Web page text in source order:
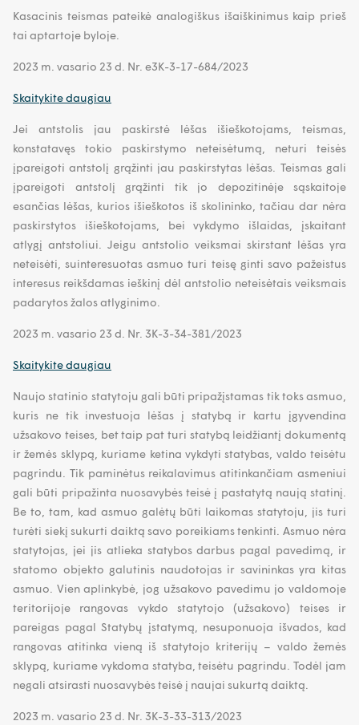
Kasacinis teismas pateikė analogiškus išaiškinimus kaip prieš
tai aptartoje byloje.
2023 m. vasario 23 d. Nr. e3K-3-17-684/2023
Skaitykite daugiau
Jei antstolis jau paskirstė lėšas išieškotojams, teismas,
konstatavęs tokio paskirstymo neteisėtumą, neturi teisės
įpareigoti antstolį grąžinti jau paskirstytas lėšas. Teismas gali
įpareigoti antstolį grąžinti tik jo depozitinėje sąskaitoje
esančias lėšas, kurios išieškotos iš skolininko, tačiau dar nėra
paskirstytos išieškotojams, bei vykdymo išlaidas, įskaitant
atlygį antstoliui. Jeigu antstolio veiksmai skirstant lėšas yra
neteisėti, suinteresuotas asmuo turi teisę ginti savo pažeistus
interesus reikšdamas ieškinį dėl antstolio neteisėtais veiksmais
padarytos žalos atlyginimo.
2023 m. vasario 23 d. Nr. 3K-3-34-381/2023
Skaitykite daugiau
Naujo statinio statytoju gali būti pripažįstamas tik toks asmuo,
kuris ne tik investuoja lėšas į statybą ir kartu įgyvendina
užsakovo teises, bet taip pat turi statybą leidžiantį dokumentą
ir žemės sklypą, kuriame ketina vykdyti statybas, valdo teisėtu
pagrindu. Tik paminėtus reikalavimus atitinkančiam asmeniui
gali būti pripažinta nuosavybės teisė į pastatytą naują statinį.
Be to, tam, kad asmuo galėtų būti laikomas statytoju, jis turi
turėti siekį sukurti daiktą savo poreikiams tenkinti. Asmuo nėra
statytojas, jei jis atlieka statybos darbus pagal pavedimą, ir
statomo objekto galutinis naudotojas ir savininkas yra kitas
asmuo. Vien aplinkybė, jog užsakovo pavedimu jo valdomoje
teritorijoje rangovas vykdo statytojo (užsakovo) teises ir
pareigas pagal Statybų įstatymą, nesuponuoja išvados, kad
rangovas atitinka vieną iš statytojo kriterijų – valdo žemės
sklypą, kuriame vykdoma statyba, teisėtu pagrindu. Todėl jam
negali atsirasti nuosavybės teisė į naujai sukurtą daiktą.
2023 m. vasario 23 d. Nr. 3K-3-33-313/2023